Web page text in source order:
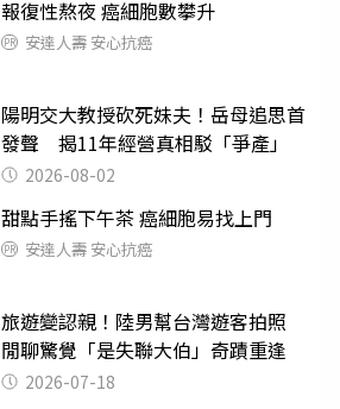
報復性熬夜 癌細胞數攀升
安達人壽 安心抗癌
陽明交大教授砍死妹夫！岳母追思首
發聲 揭11年經營真相駁「爭產」
2026-08-02
甜點手搖下午茶 癌細胞易找上門
安達人壽 安心抗癌
旅遊變認親！陸男幫台灣遊客拍照
閒聊驚覺「是失聯大伯」奇蹟重逢
2026-07-18